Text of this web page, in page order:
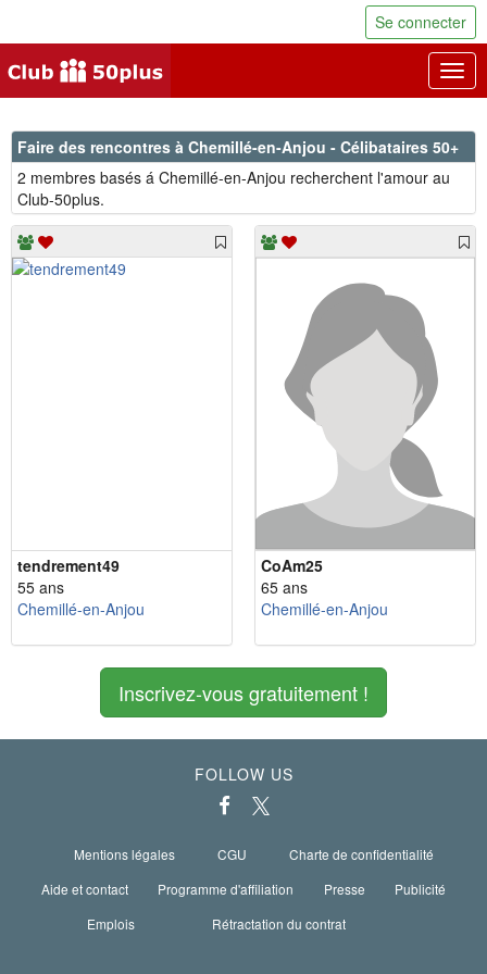
Se connecter
Faire des rencontres à Chemillé-en-Anjou - Célibataires 50+
2 membres basés á Chemillé-en-Anjou recherchent l'amour au
Club-50plus.
tendrement49
55 ans
Chemillé-en-Anjou
CoAm25
65 ans
Chemillé-en-Anjou
Inscrivez-vous gratuitement !
FOLLOW US
Mentions légales CGU
Charte de confidentialité
Aide et contact
Programme d'affiliation Presse
Publicité
Emplois
Rétractation du contrat